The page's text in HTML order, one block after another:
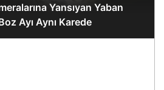
Yansıyan Yaban
Ayı Aynı Karede